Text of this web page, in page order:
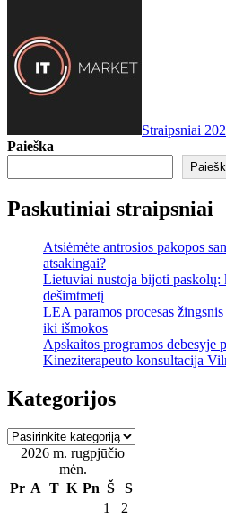
Straipsniai
Paieška
Paskutiniai straipsniai
Atsiėmėte antrosios pakopos
atsakingai?
Lietuviai nustoja bijoti paskolų:
dešimtmetį
LEA paramos procesas
iki išmokos
Apskaitos programos debesyje
Kineziterapeuto konsultacija
Kategorijos
Kategorijos
2026 m. rugpjūčio
mėn.
Pr A T K Pn Š
S
1
2